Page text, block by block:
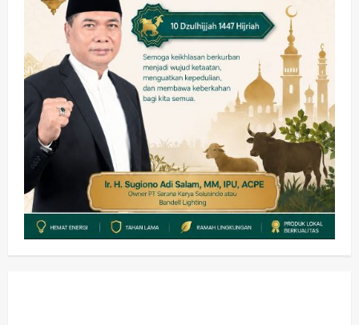
3
Ekonomi Pemerintahan
HOT NEWS: Ribuan Warga Wage
Tumplek Blek di Bazar Rakyat Jalan
Jambu, Borong Kuliner UMKM Sambil
Nonton Jaranan!
wartanusa 4 Agustus 2026
4
Keagamaan Pemerintahan
Pemkab Sidoarjo & Muhammadiyah
Sinergi Permudah Perizinan, Wakaf,
hingga Hibah
wartanusa 4 Agustus 2026
Keagamaan Pemerintahan
Hadir di Pengajian Qurrota A’yun,